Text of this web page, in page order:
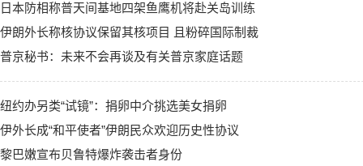
日本防相称普天间基地四架鱼鹰机将赴关岛训练
伊朗外长称核协议保留其核项目 且粉碎国际制裁
普京秘书：未来不会再谈及有关普京家庭话题
纽约办另类“试镜”：捐卵中介挑选美女捐卵
伊外长成“和平使者”伊朗民众欢迎历史性协议
黎巴嫩宣布贝鲁特爆炸袭击者身份